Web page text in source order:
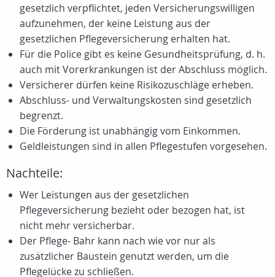
gesetzlich verpflichtet, jeden Versicherungswilligen
aufzunehmen, der keine Leistung aus der
gesetzlichen Pflegeversicherung erhalten hat.
Für die Police gibt es keine Gesundheitsprüfung, d. h.
auch mit Vorerkrankungen ist der Abschluss möglich.
Versicherer dürfen keine Risikozuschläge erheben.
Abschluss- und Verwaltungskosten sind gesetzlich
begrenzt.
Die Förderung ist unabhängig vom Einkommen.
Geldleistungen sind in allen Pflegestufen vorgesehen.
Nachteile:
Wer Leistungen aus der gesetzlichen
Pflegeversicherung bezieht oder bezogen hat, ist
nicht mehr versicherbar.
Der Pflege- Bahr kann nach wie vor nur als
zusätzlicher Baustein genutzt werden, um die
Pflegelücke zu schließen.